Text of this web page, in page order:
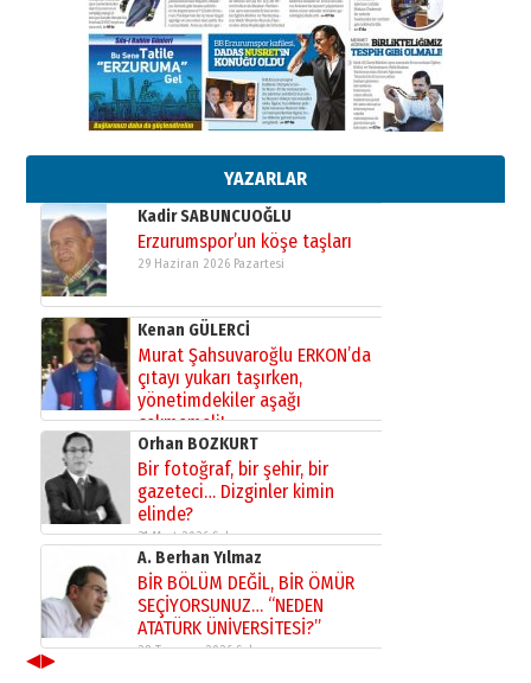
YAZARLAR
Ardında bıraktığı hatıralarıyla
gönül adamı Faruk Terzioğlu!
13 Mayıs 2026 Çarşamba
Esat BİNDESEN
Başkan Sekmen’den Erzurum’a
02 Ağustos 2026 Pazar
Kadir SABUNCUOĞLU
Erzurumspor’un köşe taşları
29 Haziran 2026 Pazartesi
Kenan GÜLERCİ
Murat Şahsuvaroğlu ERKON’da
çıtayı yukarı taşırken,
yönetimdekiler aşağı
çekmemeli!
17 Şubat 2026 SalıOrhan BOZKURT
Bir fotoğraf, bir şehir, bir
gazeteci… Dizginler kimin
elinde?
31 Mart 2026 Salı
A. Berhan Yılmaz
BİR BÖLÜM DEĞİL, BİR ÖMÜR
SEÇİYORSUNUZ… “NEDEN
ATATÜRK ÜNİVERSİTESİ?”
28 Temmuz 2026 Salı
◀▶